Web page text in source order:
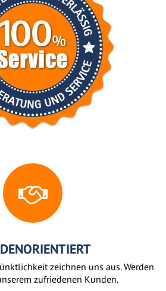
zeichnen uns aus. Werden
zufriedenen Kunden.